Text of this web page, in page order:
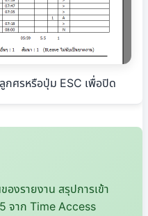
กศรหรือปุ่ม ESC เพื่อปิด
งรายงาน สรุปการเข้า
จาก Time Access